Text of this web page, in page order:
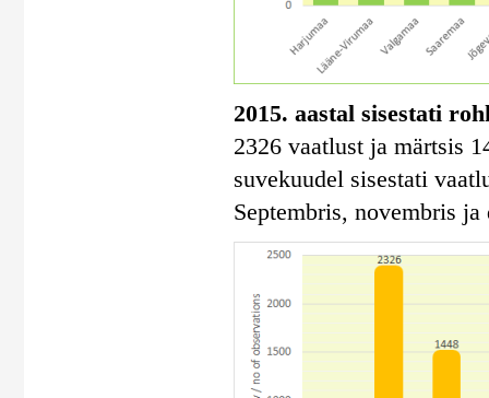
2015. aastal sisestati
2326 vaatlust ja märtsis
suvekuudel sisestati
Septembris, novembris